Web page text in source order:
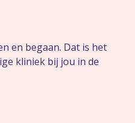
en begaan. Dat is het
kliniek bij jou in de